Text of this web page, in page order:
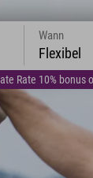
Rate 10%
Wann
Flexibel